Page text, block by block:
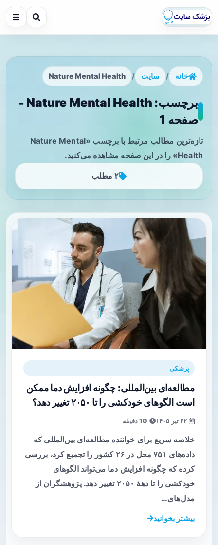
خانه / سایت /
Nature Mental Health
برچسب: Nature Mental Health -
صفحه 1
تازه‌ترین مطالب مرتبط با برچسب «Nature Mental
Health» را در این صفحه مشاهده می‌کنید.
۲ مطلب
پزشکی
مطالعه‌ای بین‌المللی: چگونه افزایش دما ممکن
است الگوهای خودکشی را تا ۲۰۵۰ تغییر دهد؟
خلاصه سریع برای خواننده مطالعه‌ای بین‌المللی که
داده‌های ۷۵۱ محل در ۲۶ کشور را تجمیع کرد، بررسی
کرده که چگونه افزایش دما می‌تواند الگوهای
خودکشی را تا دههٔ ۲۰۵۰ تغییر دهد. پژوهشگران از
مدل‌های…
بیشتر بخوانید